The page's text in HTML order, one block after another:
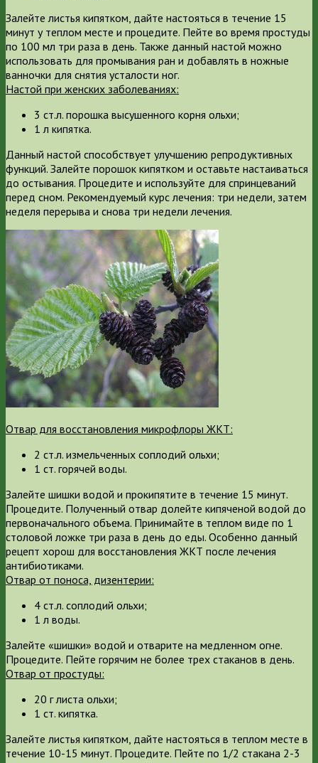
Залейте листья кипятком, дайте настояться в течение 15
минут у теплом месте и процедите. Пейте во время простуды
по 100 мл три раза в день. Также данный настой можно
использовать для промывания ран и добавлять в ножные
ванночки для снятия усталости ног.
Настой при женских заболеваниях:
3 ст.л. порошка высушенного корня ольхи;
1 л кипятка.
Данный настой способствует улучшению репродуктивных
функций. Залейте порошок кипятком и оставьте настаиваться
до остывания. Процедите и используйте для спринцеваний
перед сном. Рекомендуемый курс лечения: три недели, затем
неделя перерыва и снова три недели лечения.
Отвар для восстановления микрофлоры ЖКТ:
2 ст.л. измельченных соплодий ольхи;
1 ст. горячей воды.
Залейте шишки водой и прокипятите в течение 15 минут.
Процедите. Полученный отвар долейте кипяченой водой до
первоначального объема. Принимайте в теплом виде по 1
столовой ложке три раза в день до еды. Особенно данный
рецепт хорош для восстановления ЖКТ после лечения
антибиотиками.
Отвар от поноса, дизентерии:
4 ст.л. соплодий ольхи;
1 л воды.
Залейте «шишки» водой и отварите на медленном огне.
Процедите. Пейте горячим не более трех стаканов в день.
Отвар от простуды:
20 г листа ольхи;
1 ст. кипятка.
Залейте листья кипятком, дайте настояться в теплом месте в
течение 10-15 минут. Процедите. Пейте по 1/2 стакана 2-3